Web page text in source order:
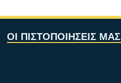
ΟΙ ΠΙΣΤΟΠΟΙΗΣΕΙΣ ΜΑΣ